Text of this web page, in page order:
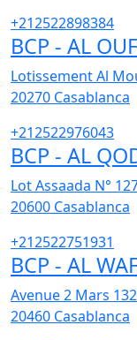
+212522898384
BCP - AL
Lotissement Al
20270 Casablanca
+212522976043
BCP - AL
Lot Assaada N°
20600 Casablanca
+212522751931
BCP - AL
Avenue 2 Mars
20460 Casablanca